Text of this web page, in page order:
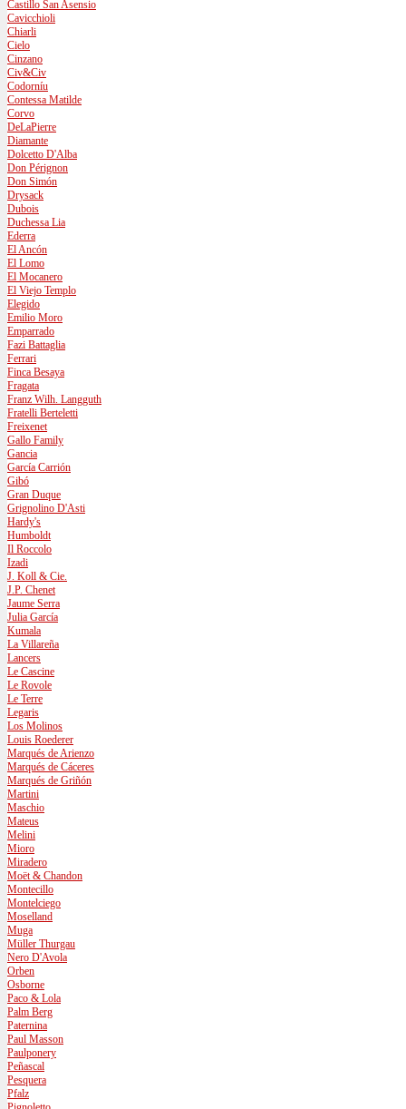
Castillo San Asensio
Cavicchioli
Chiarli
Cielo
Cinzano
Civ&Civ
Codorníu
Contessa Matilde
Corvo
DeLaPierre
Diamante
Dolcetto D'Alba
Don Pérignon
Don Simón
Drysack
Dubois
Duchessa Lia
Ederra
El Ancón
El Lomo
El Mocanero
El Viejo Templo
Elegido
Emilio Moro
Emparrado
Fazi Battaglia
Ferrari
Finca Besaya
Fragata
Franz Wilh. Langguth
Fratelli Berteletti
Freixenet
Gallo Family
Gancia
García Carrión
Gibó
Gran Duque
Grignolino D'Asti
Hardy's
Humboldt
Il Roccolo
Izadi
J. Koll & Cie.
J.P. Chenet
Jaume Serra
Julia García
Kumala
La Villareña
Lancers
Le Cascine
Le Rovole
Le Terre
Legaris
Los Molinos
Louis Roederer
Marqués de Arienzo
Marqués de Cáceres
Marqués de Griñón
Martini
Maschio
Mateus
Melini
Mioro
Miradero
Moët & Chandon
Montecillo
Montelciego
Moselland
Muga
Müller Thurgau
Nero D'Avola
Orben
Osborne
Paco & Lola
Palm Berg
Paternina
Paul Masson
Paulponery
Peñascal
Pesquera
Pfalz